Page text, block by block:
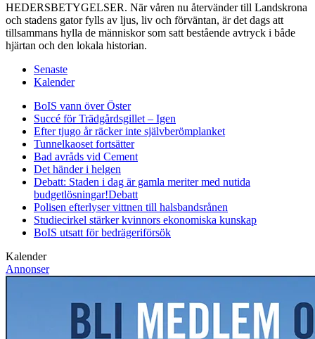
HEDERSBETYGELSER. När våren nu återvänder till Landskrona
och stadens gator fylls av ljus, liv och förväntan, är det dags att
tillsammans hylla de människor som satt bestående avtryck i både
hjärtan och den lokala historian.
Senaste
Kalender
BoIS vann över Öster
Succé för Trädgårdsgillet – Igen
Efter tjugo år räcker inte självberömplanket
Tunnelkaoset fortsätter
Bad avråds vid Cement
Det händer i helgen
Debatt: Staden i dag är gamla meriter med nutida
budgetlösningar!Debatt
Polisen efterlyser vittnen till halsbandsrånen
Studiecirkel stärker kvinnors ekonomiska kunskap
BoIS utsatt för bedrägeriförsök
Kalender
Annonser